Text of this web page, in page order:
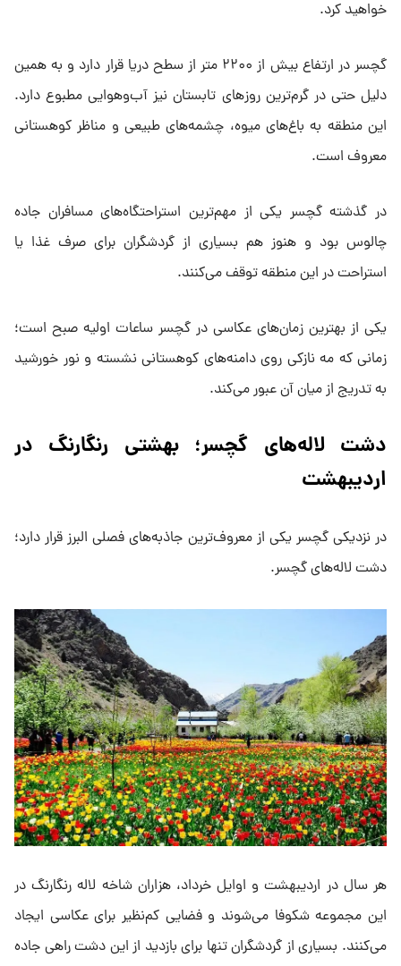
خواهید کرد.
گچسر در ارتفاع بیش از ۲۲۰۰ متر از سطح دریا قرار دارد و به همین
دلیل حتی در گرم‌ترین روزهای تابستان نیز آب‌وهوایی مطبوع دارد.
این منطقه به باغ‌های میوه، چشمه‌های طبیعی و مناظر کوهستانی
معروف است.
در گذشته گچسر یکی از مهم‌ترین استراحتگاه‌های مسافران جاده
چالوس بود و هنوز هم بسیاری از گردشگران برای صرف غذا یا
استراحت در این منطقه توقف می‌کنند.
یکی از بهترین زمان‌های عکاسی در گچسر ساعات اولیه صبح است؛
زمانی که مه نازکی روی دامنه‌های کوهستانی نشسته و نور خورشید
به تدریج از میان آن عبور می‌کند.
دشت لاله‌های گچسر؛ بهشتی رنگارنگ در
اردیبهشت
در نزدیکی گچسر یکی از معروف‌ترین جاذبه‌های فصلی البرز قرار دارد؛
دشت لاله‌های گچسر.
هر سال در اردیبهشت و اوایل خرداد، هزاران شاخه لاله رنگارنگ در
این مجموعه شکوفا می‌شوند و فضایی کم‌نظیر برای عکاسی ایجاد
می‌کنند. بسیاری از گردشگران تنها برای بازدید از این دشت راهی جاده